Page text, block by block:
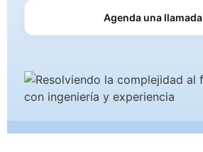
Agenda una llamada